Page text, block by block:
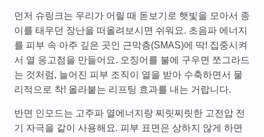
먼저 슈링크는 우리가 어릴 때 돋보기로 햇빛을 모아서 종
이를 태우던 장난을 떠올려보시면 쉬워요. 초음파 에너지
를 피부 속 아주 깊은 곳인 근막층(SMAS)에 딱! 집중시켜
서 열 응고점을 만들어요. 오징어를 불에 구우면 쪼그라드
는 것처럼, 늘어진 피부 조직이 열을 받아 수축하면서 물
리적으로 착! 올라붙는 리프팅 효과를 내는 거랍니다.
반면 인모드는 고주파 열에너지랑 찌릿찌릿한 고전압 전
기 자극을 같이 사용해요. 피부 표면은 상하지 않게 하면